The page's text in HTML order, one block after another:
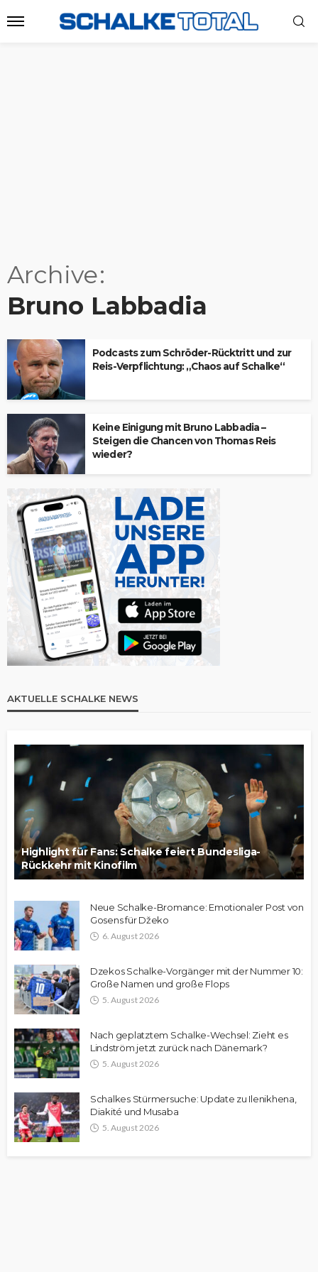
Archive
Bruno Labbadia
Podcasts zum Schröder-Rücktritt und zur
Reis-Verpflichtung: „Chaos auf Schalke“
Keine Einigung mit Bruno Labbadia –
Steigen die Chancen von Thomas Reis
wieder?
AKTUELLE SCHALKE NEWS
Highlight für Fans: Schalke feiert Bundesliga-
Rückkehr mit Kinofilm
Neue Schalke-Bromance: Emotionaler Post von
Gosens für Džeko
6. August 2026
Dzekos Schalke-Vorgänger mit der Nummer 10:
Große Namen und große Flops
5. August 2026
Nach geplatztem Schalke-Wechsel: Zieht es
Lindström jetzt zurück nach Dänemark?
5. August 2026
Schalkes Stürmersuche: Update zu Ilenikhena,
Diakité und Musaba
5. August 2026